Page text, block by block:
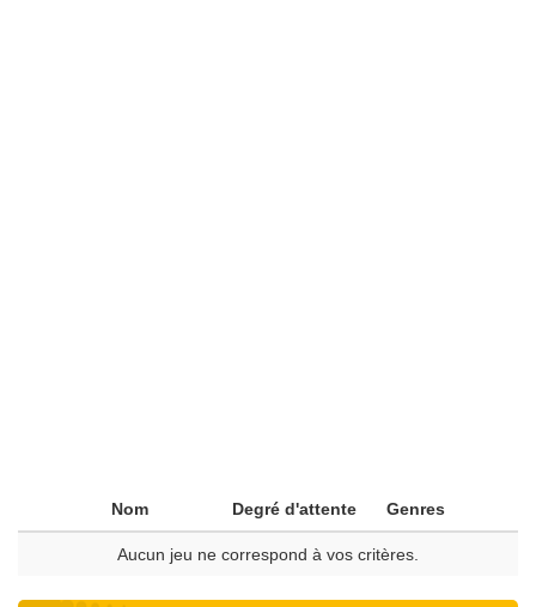
Nom Degré d'attente Genres
Aucun jeu ne correspond à vos critères.